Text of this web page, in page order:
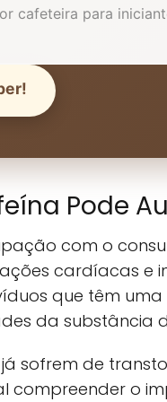
Pode
com o
cardíacas e
que têm
da substância
sofrem de
compreender o